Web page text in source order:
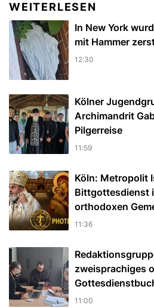
WEITERLESEN
In New York
mit Hammer
12:30
Kölner
Archimandrit
Pilgerreise
11:59
Köln: Metropolit
Bittgottesdienst
orthodoxen
11:36
zweisprachiges
11:00